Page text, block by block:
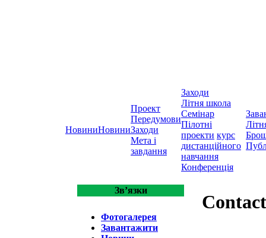
НовиниНовини
Проект
Передумови
Заходи
Мета і
завдання
Заходи
Літня школа
Семінар
Пілотні
проекти курс
дистанційного
навчання
Конференція
Зв’язки
Фотогалерея
Завантажити